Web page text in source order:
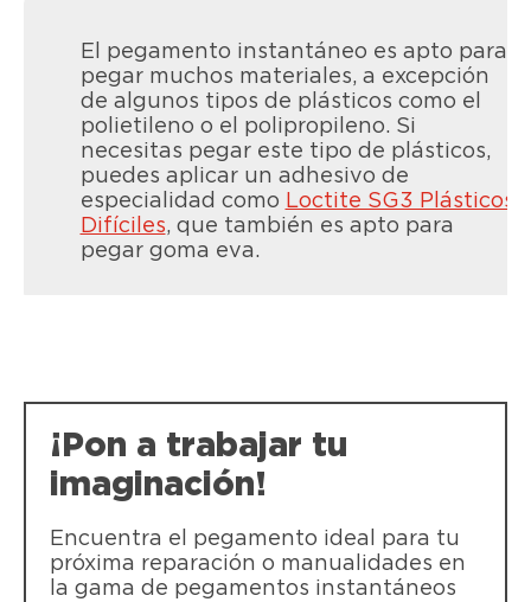
LOCTITE SG3 Plásticos Difíciles
LOCTITE Super Glue-3 Power Gel Control
El pegamento instantáneo es apto para
pegar muchos materiales, a excepción
de algunos tipos de plásticos como el
polietileno o el polipropileno. Si
necesitas pegar este tipo de plásticos,
puedes aplicar un adhesivo de
especialidad como Loctite SG3 Plásticos
Difíciles, que también es apto para
pegar goma eva.
¡Pon a trabajar tu
imaginación!
Encuentra el pegamento ideal para tu
próxima reparación o manualidades en
la gama de pegamentos instantáneos